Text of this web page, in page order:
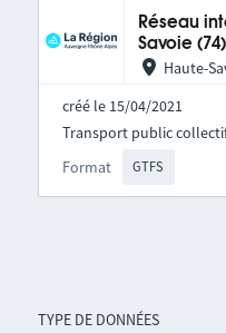
TYPE DE DONNÉES
Réseau
Savoie (74)
Haute-
créé le 15/04/2021
Format GTFS
Transport public